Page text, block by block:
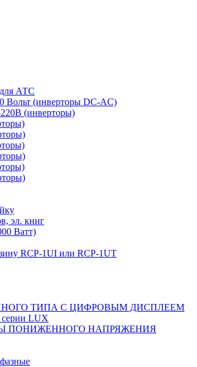
для АТС
Вольт (инверторы DC-AC)
(инверторы)
эл. книг
Ватт)
RCP-1UI или RCP-1UT
ТИПА С ЦИФРОВЫМ ДИСПЛЕЕМ
серии LUX
ПОНИЖЕННОГО НАПРЯЖЕНИЯ